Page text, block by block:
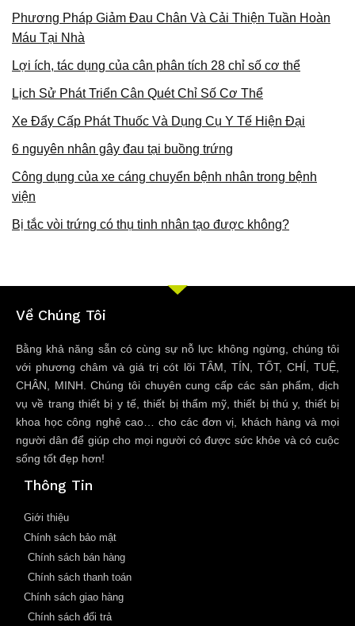
Phương Pháp Giảm Đau Chân Và Cải Thiện Tuần Hoàn
Máu Tại Nhà
Lợi ích, tác dụng của cân phân tích 28 chỉ số cơ thể
Lịch Sử Phát Triển Cân Quét Chỉ Số Cơ Thể
Xe Đẩy Cấp Phát Thuốc Và Dụng Cụ Y Tế Hiện Đại
6 nguyên nhân gây đau tại buồng trứng
Công dụng của xe cáng chuyển bệnh nhân trong bệnh
viện
Bị tắc vòi trứng có thụ tinh nhân tạo được không?
Về Chúng Tôi
Bằng khả năng sẵn có cùng sự nỗ lực không ngừng, chúng tôi
với phương châm và giá trị cót lõi TÂM, TÍN, TỐT, CHÍ, TUỆ,
CHÂN, MINH. Chúng tôi chuyên cung cấp các sản phẩm, dịch
vụ về trang thiết bị y tế, thiết bị thẩm mỹ, thiết bị thú y, thiết bị
khoa học công nghệ cao… cho các đơn vị, khách hàng và mọi
người dân để giúp cho mọi người có được sức khỏe và có cuộc
sống tốt đẹp hơn!
Thông Tin
Giới thiệu
Chính sách bảo mật
Chính sách bán hàng
Chính sách thanh toán
Chính sách giao hàng
Chính sách đổi trả